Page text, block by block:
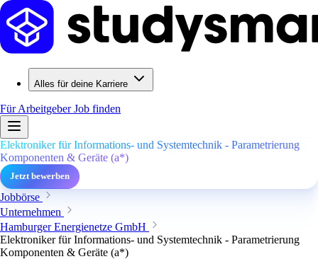
Alles für deine Karriere
Für ArbeitgeberJob finden
Elektroniker für Informations- und Systemtechnik - Parametrierung
Komponenten & Geräte (a*)
Jetzt bewerben
Jobbörse
Unternehmen
Hamburger Energienetze GmbH
Elektroniker für Informations- und Systemtechnik - Parametrierung
Komponenten & Geräte (a*)